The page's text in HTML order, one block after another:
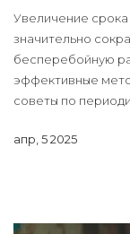
Увеличение
значительно
бесперебойную
эффективные
советы по
и уходе помогут
аккумулятора и
состоянии на
апр, 5 2025